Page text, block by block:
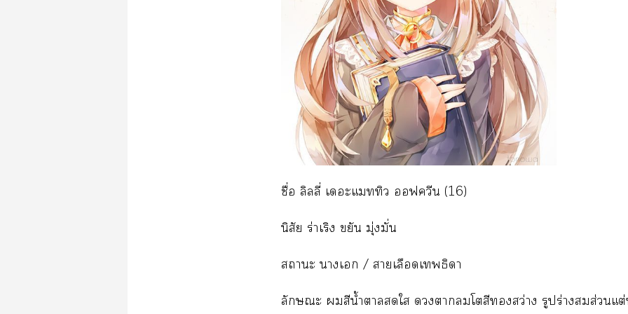
ชื่อ ลิลลี่ เอะแทิว ฟควีน (16)
นิสัย ร่าเริง ขยัน มุ่งมั่น
าะ าเ / าเลือดเธิดา
ลักษณะ สีน้ำาใ าโสีสว่าง รูปร่างสมส่วนแ